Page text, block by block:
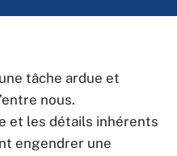
tâche ardue et
nous.
et les détails inhérents
engendrer une